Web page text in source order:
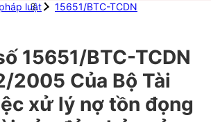
luật 15651/BTC-TCDN
15651/BTC-TCDN
2005 Của Bộ Tài
xử lý nợ tồn đọng